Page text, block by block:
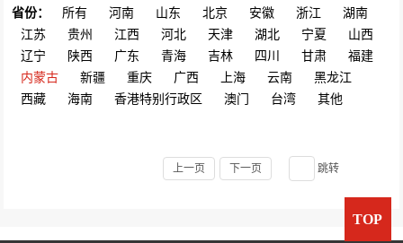
省份： 所有 河南 山东 北京 安徽 浙江
湖南
江苏
贵州 江西 河北 天津 湖北 宁夏
山西
辽宁
陕西 广东 青海 吉林 四川 甘肃
福建
内蒙古
新疆 重庆 广西 上海 云南
黑龙江
西藏
海南 香港特别行政区 澳门 台湾 其他
上一页 下一页 跳转
TOP